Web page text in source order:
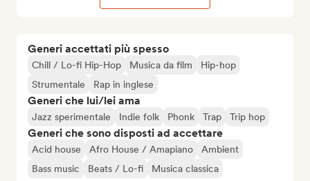
Generi accettati più spesso
Chill / Lo-fi Hip-Hop Musica da film
Hip-hop
Strumentale
Rap in inglese
Generi che lui/lei ama
Jazz sperimentale Indie folk Phonk Trap Trip hop
Generi che sono disposti ad accettare
Acid house Afro House / Amapiano
Ambient
Bass music
Beats / Lo-fi
Musica classica